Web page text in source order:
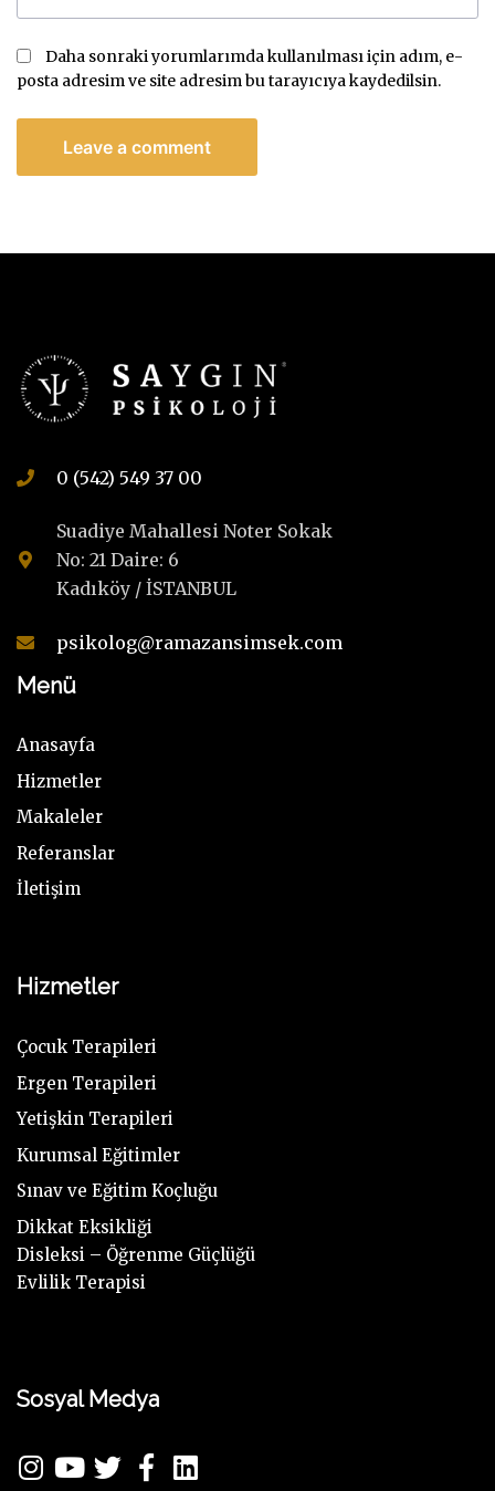
Daha sonraki yorumlarımda kullanılması için adım, e-
posta adresim ve site adresim bu tarayıcıya kaydedilsin.
0 (542) 549 37 00
Suadiye Mahallesi Noter Sokak
No: 21 Daire: 6
Kadıköy / İSTANBUL
psikolog@ramazansimsek.com
Menü
Anasayfa
Hizmetler
Makaleler
Referanslar
İletişim
Hizmetler
Çocuk Terapileri
Ergen Terapileri
Yetişkin Terapileri
Kurumsal Eğitimler
Sınav ve Eğitim Koçluğu
Dikkat Eksikliği
Disleksi – Öğrenme Güçlüğü
Evlilik Terapisi
Sosyal Medya